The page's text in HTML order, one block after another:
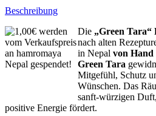
Beschreibung
Die „Green Tara“
nach alten
in Nepal von Hand
Green Tara
Mitgefühl, Schutz
Wünschen. Das
sanft-würzigen
positive Energie fördert.